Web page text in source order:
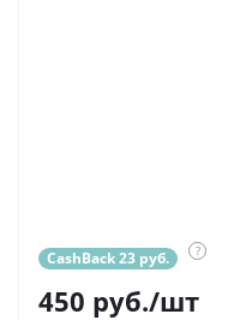
CashBack 23 руб. ?
450 руб./шт